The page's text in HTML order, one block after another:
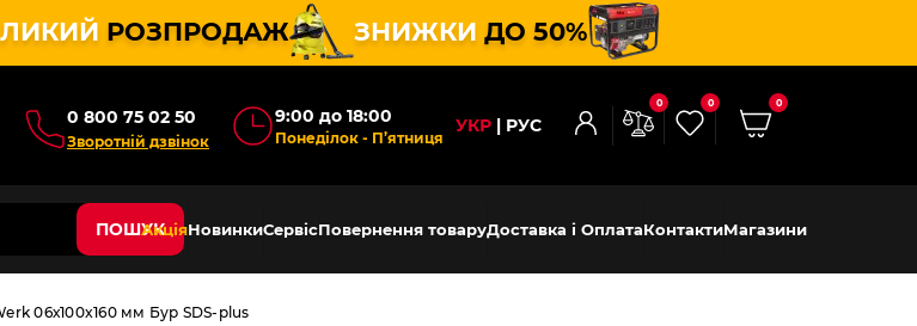
РОЗПРОДАЖ ЗНИЖКИ ДО 50%
0 800 75 02 50
Зворотній дзвінок
9:00 до 18:00
Понеділок - П’ятниця
УКР РУС
0 0 0
ПОШУКАкціяНовинкиСервісПовернення товаруДоставка і ОплатаКонтактиМагазини
06х100x160 мм Бур SDS-plus